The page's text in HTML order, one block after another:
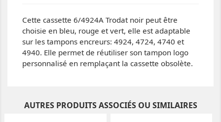
Cette cassette 6/4924A Trodat noir peut être
choisie en bleu, rouge et vert, elle est adaptable
sur les tampons encreurs: 4924, 4724, 4740 et
4940. Elle permet de réutiliser son tampon logo
personnalisé en remplaçant la cassette obsolète.
AUTRES PRODUITS ASSOCIÉS OU SIMILAIRES